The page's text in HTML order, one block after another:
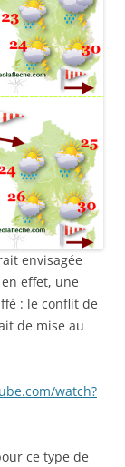
envisagée
effet, une
: le conflit de
de mise au
watch?
ce type de